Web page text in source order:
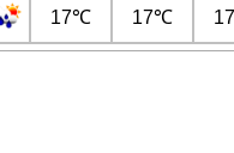
17℃ 17℃